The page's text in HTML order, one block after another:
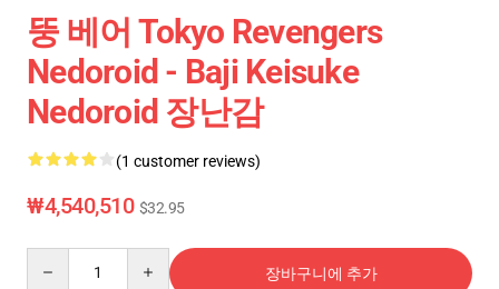
뚱 베어 Tokyo Revengers
Nedoroid - Baji Keisuke
Nedoroid 장난감
(1 customer reviews)
₩4,540,510 $32.95
장바구니에 추가